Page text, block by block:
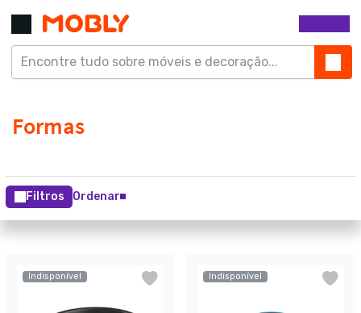
Filtros Ordenar
Indisponível Indisponível